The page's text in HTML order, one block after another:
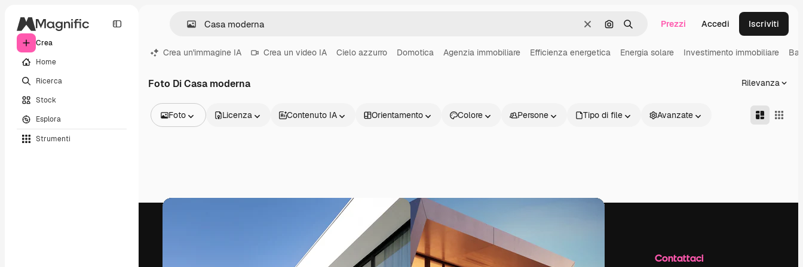
Crea
Home
Ricerca
Stock
Esplora
Strumenti
CancellaCerca per immagine
Ricerca Prezzi Accedi Iscriviti
Crea un'immagine IA Crea un video IA Cielo azzurro Domotica Agenzia immobiliare Efficienza energetica Energia solare Investimento immobiliare
Foto Di Casa moderna Rilevanza
Foto
Video
Licenza Contenuto IA Orientamento Colore Persone Tipo di file Avanzate
Prodotti Inizia Azienda Contattaci